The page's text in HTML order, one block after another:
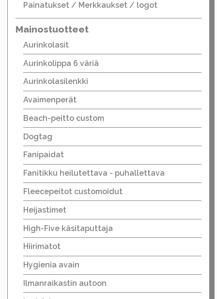
Painatukset / Merkkaukset / logot
Mainostuotteet
Aurinkolasit
Aurinkolippa 6 väriä
Aurinkolasilenkki
Avaimenperät
Beach-peitto custom
Dogtag
Fanipaidat
Fanitikku heilutettava - puhallettava
Fleecepeitot customoidut
Heijastimet
High-Five käsitaputtaja
Hiirimatot
Hygienia avain
Ilmanraikastin autoon